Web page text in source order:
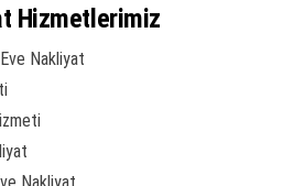
Hizmetlerimiz
Nakliyat